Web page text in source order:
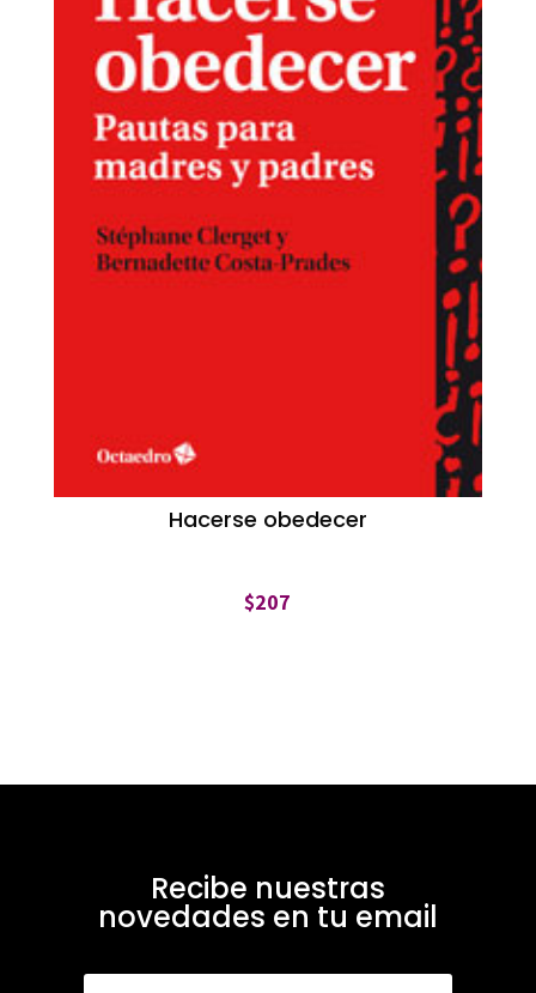
Hacerse obedecer
$207
Recibe nuestras
novedades en tu email